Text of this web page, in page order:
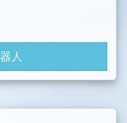
group,this way I
人